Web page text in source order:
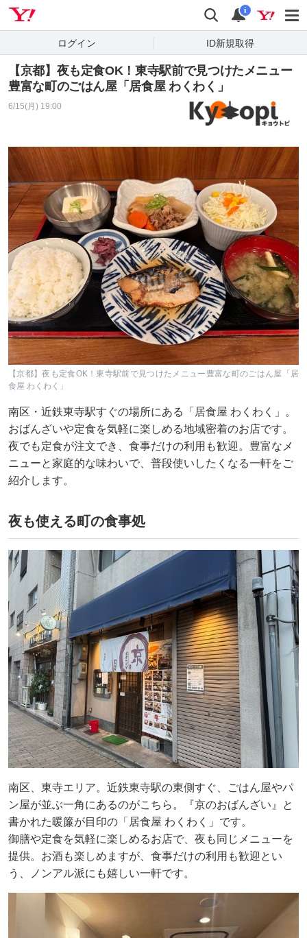
検索 通知
i
ログイン ID新規取得
【京都】夜も定食OK！東寺駅前で見つけたメニュー
豊富な町のごはん屋「居食屋 わくわく」
6/15(月) 19:00
【京都】夜も定食OK！東寺駅前で見つけたメニュー豊富な町のごはん屋「居
食屋 わくわく」
南区・近鉄東寺駅すぐの場所にある「居食屋 わくわく」。
おばんざいや定食を気軽に楽しめる地域密着のお店です。
夜でも定食が注文でき、食事だけの利用も歓迎。豊富なメ
ニューと家庭的な味わいで、普段使いしたくなる一軒をご
紹介します。
夜も使える町の食事処
南区、東寺エリア。近鉄東寺駅の東側すぐ、ごはん屋やパ
ン屋が並ぶ一角にあるのがこちら。『京のおばんざい』と
書かれた暖簾が目印の「居食屋 わくわく」です。
御膳や定食を気軽に楽しめるお店で、夜も同じメニューを
提供。お酒も楽しめますが、食事だけの利用も歓迎とい
う、ノンアル派にも嬉しい一軒です。